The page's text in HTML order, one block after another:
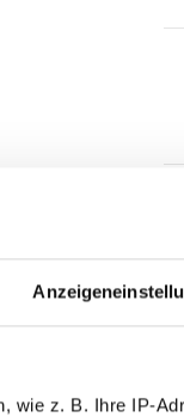
wie z. B. Ihre IP-